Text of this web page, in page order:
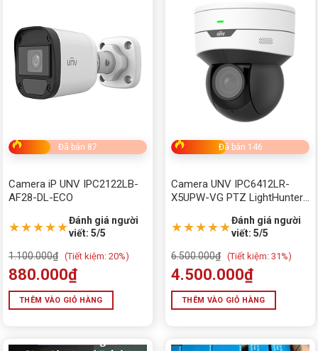
Đã bán 87
Camera iP UNV IPC2122LB-
AF28-DL-ECO
★★★★★Đánh giá người
viết: 5/5
1.100.000₫ (Tiết kiệm: 20%)
880.000₫
THÊM VÀO GIỎ HÀNG
Đã bán 146
Camera UNV IPC6412LR-
X5UPW-VG PTZ LightHunter
★★★★★Đánh giá người
viết: 5/5
6.500.000₫ (Tiết kiệm: 31%)
4.500.000₫
THÊM VÀO GIỎ HÀNG